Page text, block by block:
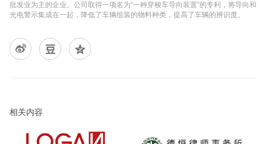
批发业为主的企业。公司取得一项名为“一种穿梭车导向装置”的专利，将导向和
光电警示集成在一起，降低了车辆组装的物料种类，提高了车辆的辨识度。
相关内容